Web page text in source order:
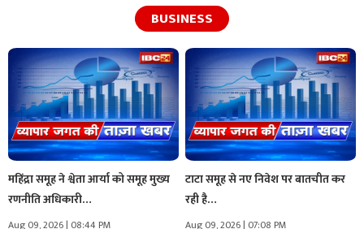
BUSINESS
महिंद्रा समूह ने श्वेता आर्या को समूह मुख्य
रणनीति अधिकारी…
Aug 09, 2026 | 08:44 PM
टाटा समूह से नए निवेश पर बातचीत कर
रही है…
Aug 09, 2026 | 07:08 PM